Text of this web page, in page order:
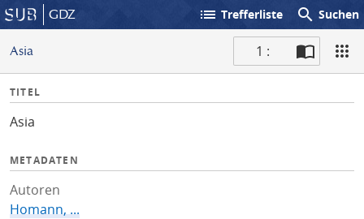
GDZ list Trefferliste search Suchen
Asia 1 :
I
f
TITEL
Asia
METADATEN
Autoren
Homann, ...